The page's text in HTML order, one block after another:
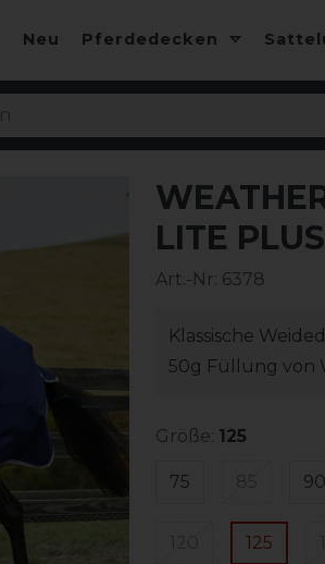
Neu Pferdedecken
LITE
Art.-Nr: 6378
Klassische
50g Füllung von
Größe: 125
75 90
125